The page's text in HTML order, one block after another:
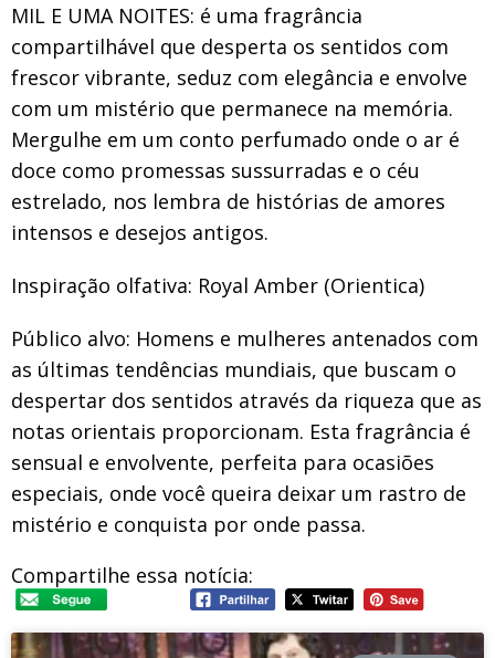
MIL E UMA NOITES: é uma fragrância
compartilhável que desperta os sentidos com
frescor vibrante, seduz com elegância e envolve
com um mistério que permanece na memória.
Mergulhe em um conto perfumado onde o ar é
doce como promessas sussurradas e o céu
estrelado, nos lembra de histórias de amores
intensos e desejos antigos.
Inspiração olfativa: Royal Amber (Orientica)
Público alvo: Homens e mulheres antenados com
as últimas tendências mundiais, que buscam o
despertar dos sentidos através da riqueza que as
notas orientais proporcionam. Esta fragrância é
sensual e envolvente, perfeita para ocasiões
especiais, onde você queira deixar um rastro de
mistério e conquista por onde passa.
Compartilhe essa notícia: